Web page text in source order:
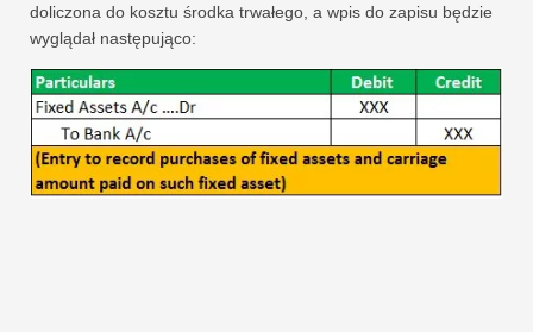
doliczona do kosztu środka trwałego, a wpis do zapisu będzie
wyglądał następująco: